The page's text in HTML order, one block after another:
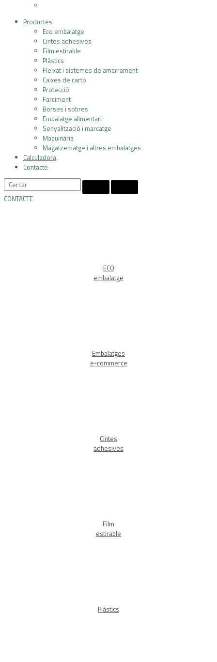
Productes
Eco embalatge
Cintes adhesives
Film estirable
Plàstics
Fleixat i sistemes de amarrament
Caixes de cartó
Protecció
Farciment
Borses i sobres
Embalatge alimentari
Senyalització i marcatge
Maquinària
Magatzematge i altres embalatges
Calculadora
Contacte
CONTACTE
ECO
embalatge
Embalatges
e-commerce
Cintes
adhesives
Film
estirable
Plàstics